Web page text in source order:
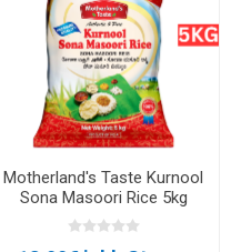
Motherland's Taste Kurnool
Sona Masoori Rice 5kg